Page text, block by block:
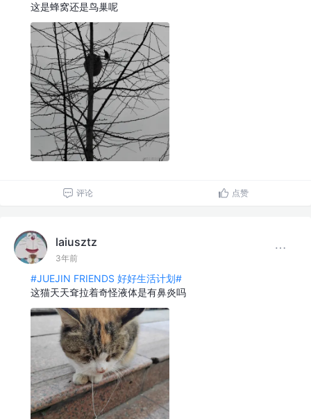
这是蜂窝还是鸟巢呢
评论 点赞
laiusztz
3年前
#JUEJIN FRIENDS 好好生活计划#
这猫天天耷拉着奇怪液体是有鼻炎吗